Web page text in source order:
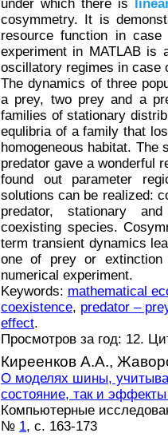
under which there is
cosymmetry. It is
resource function in case
experiment in MATLAB is
oscillatory regimes in case
The dynamics of three
a prey, two prey and a
families of stationary
equlibria of a family that
homogeneous habitat.
predator gave a wonderful
found out parameter
solutions can be realized:
predator, stationary
coexisting species.
term transient dynamics
one of prey or
numerical experiment.
Keywords: mathematical
coexistence, predator –
effect.
Просмотров за год: 12.
Киреенков А.А.,
О моделях шины,
состояние, так и эффекты
Компьютерные
№ 1, с. 163-173